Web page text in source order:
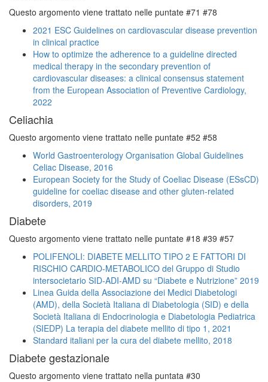
Questo argomento viene trattato nelle puntate #71 #78
2021 ESC Guidelines on cardiovascular disease prevention
in clinical practice
How to optimize the adherence to a guideline directed
medical therapy in the secondary prevention of
cardiovascular diseases: a clinical consensus statement
from the European Association of Preventive Cardiology,
2022
Celiachia
Questo argomento viene trattato nelle puntate #52 #58
World Gastroenterology Organisation Global Guidelines
Celiac Disease, 2016
European Society for the Study of Coeliac Disease (ESsCD)
guideline for coeliac disease and other gluten-related
disorders, 2019
Diabete
Questo argomento viene trattato nelle puntate #18 #39 #57
POLIFENOLI: DIABETE MELLITO TIPO 2 E FATTORI DI
RISCHIO CARDIO-METABOLICO del Gruppo di Studio
intersocietario SID-ADI-AMD su “Diabete e Nutrizione” 2019
Linea Guida della Associazione dei Medici Diabetologi
(AMD), della Società Italiana di Diabetologia (SID) e della
Società Italiana di Endocrinologia e Diabetologia Pediatrica
(SIEDP) La terapia del diabete mellito di tipo 1, 2021
Standard italiani per la cura del diabete mellito, 2018
Diabete gestazionale
Questo argomento viene trattato nella puntata #30